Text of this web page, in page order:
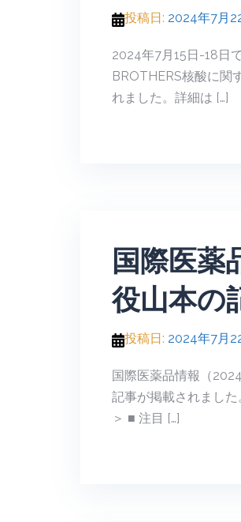
投稿日: 2024年7月
2024年7月15日-18日
BROTHERS核酸に関
れました。詳細は […]
国際医薬
役山本の
投稿日: 2024年7月
国際医薬品情報（
記事が掲載されまし
＞ ■ 注目 […]